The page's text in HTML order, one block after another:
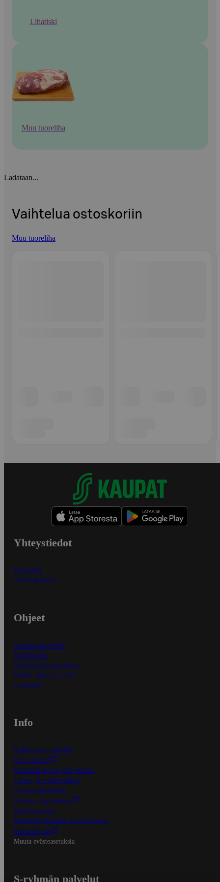
Lihatiski
Muu tuoreliha
Ladataan...
Vaihtelua ostoskoriin
Muu tuoreliha
Yhteystiedot
Myymälät
Asiakaspalvelu
Ohjeet
Ensitilaajan ohjeet
Näin maksat
Näin tilaat ja muokkaat
Kaikki ohjeet ja vinkit
In English
Info
S-Business yrityksille
Oiva-raportit
Osuuskauppojen yhteystiedot
Tilaus- ja toimitusehdot
Tietosuojakäytäntö
Palvelun käyttöehdot
Saavutettavuus
Mobiilisovelluksen saavutettavuus
Mainostajalle
Muuta evästeasetuksia
S-ryhmän palvelut